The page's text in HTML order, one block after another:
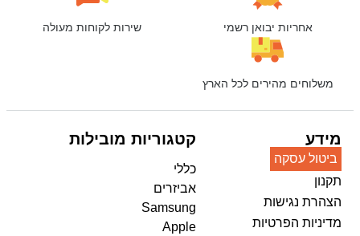
אחריות יבואן רשמי שירות לקוחות מעולה
משלוחים מהירים לכל הארץ
מידע
ביטול עסקה
תקנון
הצהרת נגישות
מדיניות הפרטיות
קטגוריות מובילות
כללי
אביזרים
Samsung
Apple